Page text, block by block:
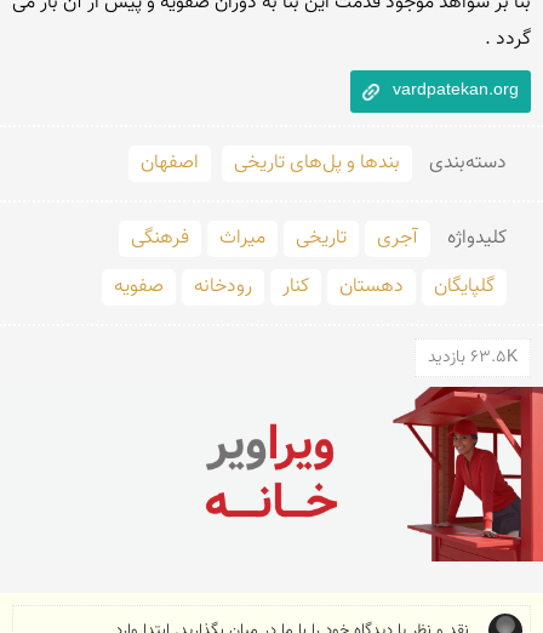
گردد .
vardpatekan.org
دسته‌بندی بندها و پل‌های تاریخی اصفهان
کلید‌واژه آجری تاریخی میراث
فرهنگی
گلپایگان
دهستان کنار رودخانه صفویه
63.5K بازدید